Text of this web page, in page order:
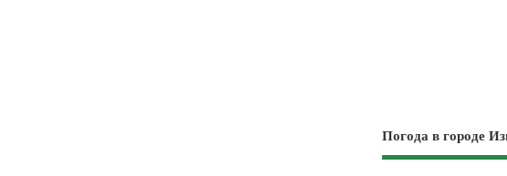
Погода в городе